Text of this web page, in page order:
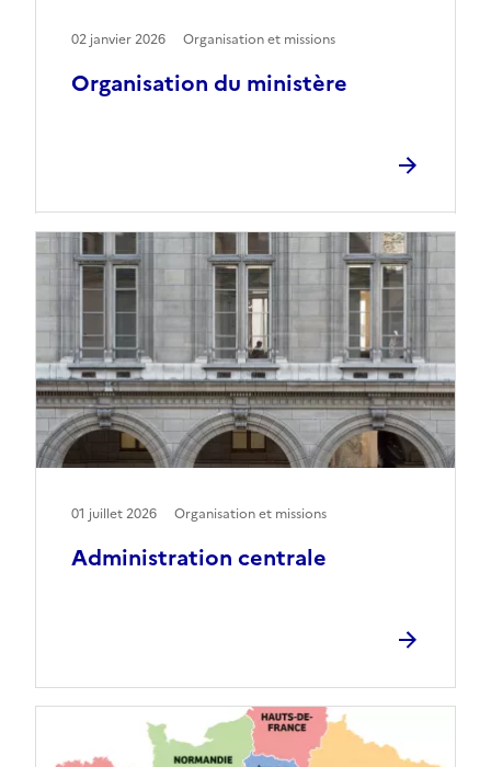
Organisation du ministère
02 janvier 2026 Organisation et missions
Administration centrale
01 juillet 2026 Organisation et missions